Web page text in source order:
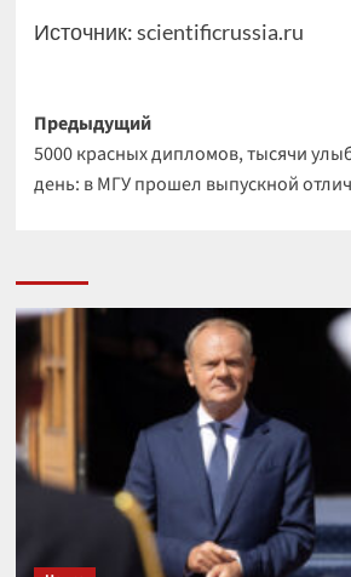
Источник:scientificrussia.ru
Навигация
записи
Предыдущий
5000 красных дипломов, тысячи
день: в МГУ прошел выпускной